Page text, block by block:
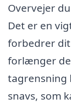
Overvejer
Det er en
forbedrer
forlænger
tagrensning
snavs, som